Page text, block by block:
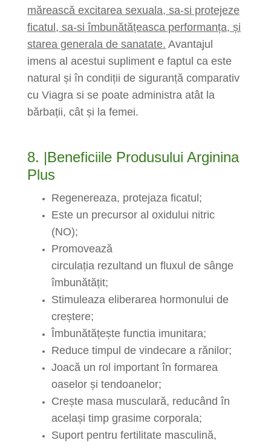
mărească excitarea sexuala, sa-si protejeze
ficatul, sa-si îmbunătățeasca performanța, și
starea generala de sanatate. Avantajul
imens al acestui supliment e faptul ca este
natural și în condiții de siguranță comparativ
cu Viagra si se poate administra atât la
bărbații, cât și la femei.
8. |Beneficiile Produsului Arginina
Plus
Regenereaza, protejaza ficatul;
Este un precursor al oxidului nitric
(NO);
Promovează
circulația rezultand un fluxul de sânge
îmbunătățit;
Stimuleaza eliberarea hormonului de
creștere;
Îmbunătățește functia imunitara;
Reduce timpul de vindecare a rănilor;
Joacă un rol important în formarea
oaselor și tendoanelor;
Crește masa musculară, reducând în
același timp grasime corporala;
Suport pentru fertilitate masculină,